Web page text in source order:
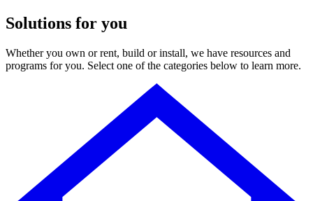
Solutions for you​​​​‌ ‍ ​‍​‍‌‍ ‌ ​‍‌‍‍‌‌‍‌ ‌‍‍‌‌‍ ‍​‍​‍​ ‍‍​‍​‍‌ ​ ‌‍​‌‌‍ ‍‌‍‍‌‌ ‌​‌ ‍‌​‍ ‍‌‍‍‌‌‍ ​‍​‍​‍ ​​‍​‍‌‍‍​‌ ​‍‌‍‌‌‌‍‌‍​‍​‍​ ‍‍​‍​‍‌‍‍​‌ ‌​‌ ‌​‌ ​​​ ‍‍​‍ ​‍ ‌‍ ​‌‍ ‌‍​ ‌‍​‌‌‍ ​‌‍‍​‌‍ ‌ ​ ‌ ‌​​ ‍‍​ ​ ​ ​ ​ ​ ​ ​ ​‍ ‌‍‍‌‌‍ ‍‌ ‌​‌‍‌‌‌‍ ‍‌ ‌​​‍ ‌‍‌‌‌‍‌​‌‍‍‌‌ ‌​​‍ ‌‍ ‌‌‍ ‌‍‌​‌‍‌‌​ ‌‌ ​​‌ ​‍‌‍‌‌‌ ​ ‌‍‌‌‌‍ ‍‌ ‌​‌‍​‌‌ ‌​‌‍‍‌‌‍ ‌‍ ‍​ ‍ ‌‍‍‌‌‍‌​​ ‌‌‍‍​‌‍ ‌‍ ‌‌‍‌‌‌ ​​‌‍​‌‌‍‌ ‌‍‌‌​ ‍ ‌ ‌​‌ ‍‌‌ ​​‌‍‌‌​ ‌‌‍‍​‌‍ ‌‍ ‌‌‍‌‌‌ ​​‌‍​‌‌‍‌ ‌‍‌‌​ ‍ ‌ ​​‌‍​‌‌ ‌​‌‍‍​​ ‌‌‍​‌‌ ‌‌‌‍‌​‌‍‍‌‌‍‌‌‌‍ ‍‌‍​ ‌‍‌‌‌ ​ ​‍ ‍‌‍‍​‌‍‌‌‌‍​‌‌‍‌​‌‍‍‌‌‍ ‍‌‍‌ ​ ‌‍​‍‌‍​‌‌ ​ ‌‍‌‌‌‌‌‌‌ ​‍‌‍ ​​ ‌‌‍‍​‌ ‌​‌ ‌​‌ ​​​‍‌‌​ ​ ‌​​‌​‍‌‌​ ​‍‌​‌‍​‍‌‌​ ​‍‌​‌‍‌‍ ​‌‍ ‌‍​ ‌‍​‌‌‍ ​‌‍‍​‌‍ ‌ ​ ‌ ‌​​‍‌‌​ ​ ‌​​‌​ ​ ​ ​ ​ ​ ​ ​ ​‍‌‍‌‍‍‌‌‍‌​​ ‌‌‍‍​‌‍ ‌‍ ‌‌‍‌‌‌ ​​‌‍​‌‌‍‌ ‌‍‌‌​‍‌‍‌ ‌​‌ ‍‌‌ ​​‌‍‌‌​ ‌‌‍‍​‌‍ ‌‍ ‌‌‍‌‌‌ ​​‌‍​‌‌‍‌ ‌‍‌‌​‍‌‍‌ ​​‌‍​‌‌ ‌​‌‍‍​​ ‌‌‍​‌‌ ‌‌‌‍‌​‌‍‍‌‌‍‌‌‌‍ ‍‌‍​ ‌‍‌‌‌ ​ ​‍ ‍‌‍‍​‌‍‌‌‌‍​‌‌‍‌​‌‍‍‌‌‍ ‍‌‍‌ ​‍‌‍‌ ​​‌‍‌‌‌ ​‍‌ ​ ‌ ​​‌‍‌‌‌‍​ ‌ ‌​‌‍‍‌‌ ‌‍‌‍‌‌​ ‌‌ ​​‌ ‌‌‌‍​‍‌‍ ​‌‍‍‌‌ ​ ‌‍‍​‌‍‌‌‌‍‌​​‍​‍‌ ‌
Whether you own or rent, build or install, we have resources and
programs for you. Select one of the categories below to learn more.​​​​‌ ‍ ​‍​‍‌‍ ‌ ​‍‌‍‍‌‌‍‌ ‌‍‍‌‌‍ ‍​‍​‍​ ‍‍​‍​‍‌ ​ ‌‍​‌‌‍ ‍‌‍‍‌‌ ‌​‌ ‍‌​‍ ‍‌‍‍‌‌‍ ​‍​‍​‍ ​​‍​‍‌‍‍​‌ ​‍‌‍‌‌‌‍‌‍​‍​‍​ ‍‍​‍​‍‌‍‍​‌ ‌​‌ ‌​‌ ​​​ ‍‍​‍ ​‍ ‌‍ ​‌‍ ‌‍​ ‌‍​‌‌‍ ​‌‍‍​‌‍ ‌ ​ ‌ ‌​​ ‍‍​ ​ ​ ​ ​ ​ ​ ​ ​‍ ‌‍‍‌‌‍ ‍‌ ‌​‌‍‌‌‌‍ ‍‌ ‌​​‍ ‌‍‌‌‌‍‌​‌‍‍‌‌ ‌​​‍ ‌‍ ‌‌‍ ‌‍‌​‌‍‌‌​ ‌‌ ​​‌ ​‍‌‍‌‌‌ ​ ‌‍‌‌‌‍ ‍‌ ‌​‌‍​‌‌ ‌​‌‍‍‌‌‍ ‌‍ ‍​ ‍ ‌‍‍‌‌‍‌​​ ‌‌‍‍​‌‍ ‌‍ ‌‌‍‌‌‌ ​​‌‍​‌‌‍‌ ‌‍‌‌​ ‍ ‌ ‌​‌ ‍‌‌ ​​‌‍‌‌​ ‌‌‍‍​‌‍ ‌‍ ‌‌‍‌‌‌ ​​‌‍​‌‌‍‌ ‌‍‌‌​ ‍ ‌ ​​‌‍​‌‌ ‌​‌‍‍​​ ‌‌‍​‌‌ ‌‌‌‍‌​‌‍‍‌‌‍‌‌‌‍ ‍‌‍​ ‌‍‌‌‌ ​ ​‍ ‍‌‍​ ‌‍ ‌‍ ‍‌ ‌​‌‍‌‌‌‍ ‍‌ ‌​​‍‌‌​ ‌‌‌​​‍‌‌ ‌‍‍ ‌‍‌‌‌ ‍‌​‍‌‌​ ​ ‌​‌​​‍‌‌​ ​ ‌​‌​​‍‌‌​ ​‍​ ​‍​ ​​​ ​ ​ ‌ ‌‍‌‌‌‍​‍‌‍​‍​ ‌​‌‍​‍​ ​ ​ ​‍​ ​‌‌‍‌‍​‍‌‌​ ​‍​ ​‍​‍‌‌​ ‌‌‌​‌​​‍ ‍‌‍​ ‌‍‍​‌‍‍‌‌‍ ​‌‍‌​‌ ​‍‌‍‌‌‌‍ ‍​‍‌‌​ ‌‌‌​​‍‌‌ ‌‍‍ ‌‍‌‌‌ ‍‌​‍‌‌​ ​ ‌​‌​​‍‌‌​ ​ ‌​‌​​‍‌‌​ ​‍​ ​‍​ ‌‍​ ‌‌​ ​ ​ ‌‌​ ​‍​ ​‌‌‍‌‌​ ‌​​ ‌​​ ‌ ​ ‌‌​ ‍‌​‍‌‌​ ​‍​ ​‍​‍‌‌​ ‌‌‌​‌​​‍ ‍‌ ‌​‌‍‌‌‌ ‍​‌ ‌​​ ‌‍​‍‌‍​‌‌ ​ ‌‍‌‌‌‌‌‌‌ ​‍‌‍ ​​ ‌‌‍‍​‌ ‌​‌ ‌​‌ ​​​‍‌‌​ ​ ‌​​‌​‍‌‌​ ​‍‌​‌‍​‍‌‌​ ​‍‌​‌‍‌‍ ​‌‍ ‌‍​ ‌‍​‌‌‍ ​‌‍‍​‌‍ ‌ ​ ‌ ‌​​‍‌‌​ ​ ‌​​‌​ ​ ​ ​ ​ ​ ​ ​ ​‍‌‍‌‍‍‌‌‍‌​​ ‌‌‍‍​‌‍ ‌‍ ‌‌‍‌‌‌ ​​‌‍​‌‌‍‌ ‌‍‌‌​‍‌‍‌ ‌​‌ ‍‌‌ ​​‌‍‌‌​ ‌‌‍‍​‌‍ ‌‍ ‌‌‍‌‌‌ ​​‌‍​‌‌‍‌ ‌‍‌‌​‍‌‍‌ ​​‌‍​‌‌ ‌​‌‍‍​​ ‌‌‍​‌‌ ‌‌‌‍‌​‌‍‍‌‌‍‌‌‌‍ ‍‌‍​ ‌‍‌‌‌ ​ ​‍ ‍‌‍​ ‌‍ ‌‍ ‍‌ ‌​‌‍‌‌‌‍ ‍‌ ‌​​‍‌‌​ ‌‌‌​​‍‌‌ ‌‍‍ ‌‍‌‌‌ ‍‌​‍‌‌​ ​ ‌​‌​​‍‌‌​ ​ ‌​‌​​‍‌‌​ ​‍​ ​‍​ ​​​ ​ ​ ‌ ‌‍‌‌‌‍​‍‌‍​‍​ ‌​‌‍​‍​ ​ ​ ​‍​ ​‌‌‍‌‍​‍‌‌​ ​‍​ ​‍​‍‌‌​ ‌‌‌​‌​​‍ ‍‌‍​ ‌‍‍​‌‍‍‌‌‍ ​‌‍‌​‌ ​‍‌‍‌‌‌‍ ‍​‍‌‌​ ‌‌‌​​‍‌‌ ‌‍‍ ‌‍‌‌‌ ‍‌​‍‌‌​ ​ ‌​‌​​‍‌‌​ ​ ‌​‌​​‍‌‌​ ​‍​ ​‍​ ‌‍​ ‌‌​ ​ ​ ‌‌​ ​‍​ ​‌‌‍‌‌​ ‌​​ ‌​​ ‌ ​ ‌‌​ ‍‌​‍‌‌​ ​‍​ ​‍​‍‌‌​ ‌‌‌​‌​​‍ ‍‌ ‌​‌‍‌‌‌ ‍​‌ ‌​​‍‌‍‌ ​​‌‍‌‌‌ ​‍‌ ​ ‌ ​​‌‍‌‌‌‍​ ‌ ‌​‌‍‍‌‌ ‌‍‌‍‌‌​ ‌‌ ​​‌ ‌‌‌‍​‍‌‍ ​‌‍‍‌‌ ​ ‌‍‍​‌‍‌‌‌‍‌​​‍​‍‌ ‌